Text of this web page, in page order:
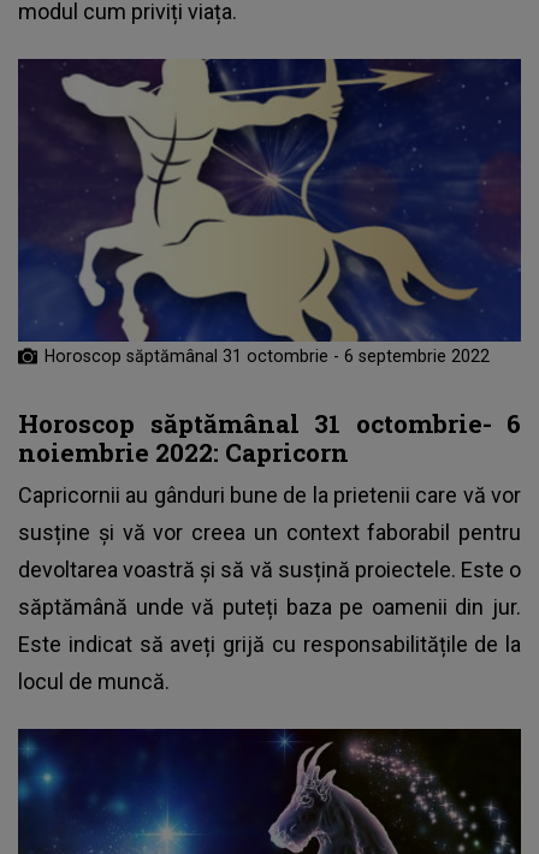
modul cum priviți viața.
Horoscop săptămânal 31 octombrie - 6 septembrie 2022
Horoscop săptămânal 31 octombrie- 6
noiembrie 2022: Capricorn
Capricornii au gânduri bune de la prietenii care vă vor
susține și vă vor creea un context faborabil pentru
devoltarea voastră și să vă susțină proiectele. Este o
săptămână unde vă puteți baza pe oamenii din jur.
Este indicat să aveți grijă cu responsabilitățile de la
locul de muncă.